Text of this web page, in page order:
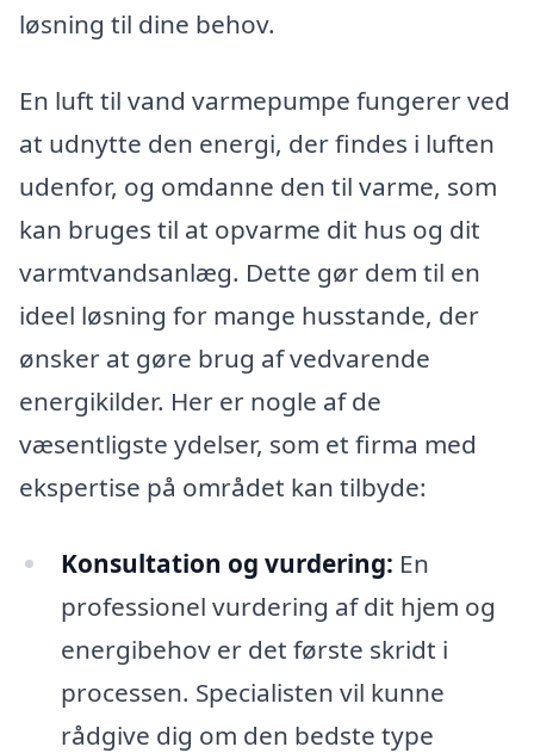
løsning til dine behov.
En luft til vand varmepumpe fungerer ved
at udnytte den energi, der findes i luften
udenfor, og omdanne den til varme, som
kan bruges til at opvarme dit hus og dit
varmtvandsanlæg. Dette gør dem til en
ideel løsning for mange husstande, der
ønsker at gøre brug af vedvarende
energikilder. Her er nogle af de
væsentligste ydelser, som et firma med
ekspertise på området kan tilbyde:
Konsultation og vurdering: En
professionel vurdering af dit hjem og
energibehov er det første skridt i
processen. Specialisten vil kunne
rådgive dig om den bedste type